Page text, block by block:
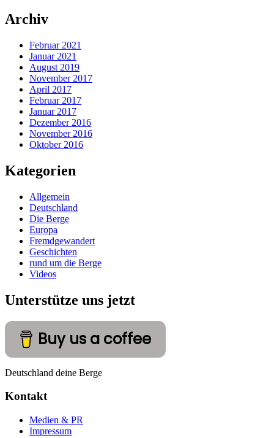
Archiv
Februar 2021
Januar 2021
August 2019
November 2017
April 2017
Februar 2017
Januar 2017
Dezember 2016
November 2016
Oktober 2016
Kategorien
Allgemein
Deutschland
Die Berge
Europa
Fremdgewandert
Geschichten
rund um die Berge
Videos
Unterstütze uns jetzt
Buy us a coffee
Deutschland deine Berge
Kontakt
Medien & PR
Impressum